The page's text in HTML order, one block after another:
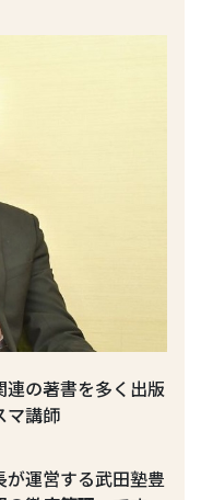
の著書を多く出版
マ講師
運営する武田塾豊